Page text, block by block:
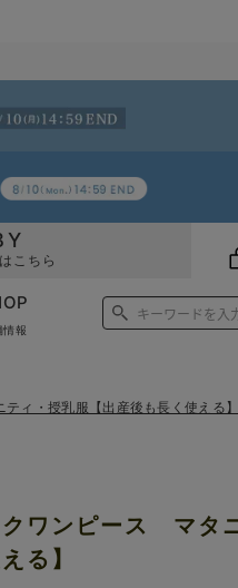
こちら
情報
ィ・授乳服【出産後も長く使える】
ワンピース マタ
る】